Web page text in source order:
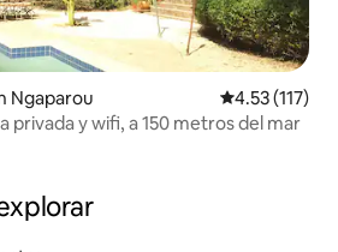
Ngaparou Calificación
4.53 (117)
privada y wifi, a 150 metros del mar